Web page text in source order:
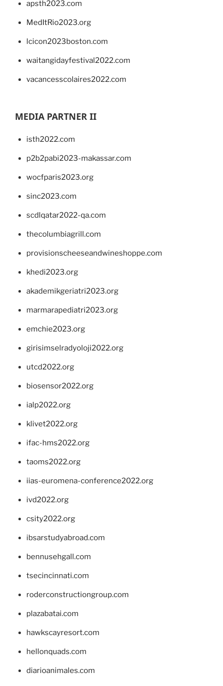
apsth2023.com
MedItRio2023.org
lcicon2023boston.com
waitangidayfestival2022.com
vacancesscolaires2022.com
MEDIA PARTNER II
isth2022.com
p2b2pabi2023-makassar.com
wocfparis2023.org
sinc2023.com
scdlqatar2022-qa.com
thecolumbiagrill.com
provisionscheeseandwineshoppe.com
khedi2023.org
akademikgeriatri2023.org
marmarapediatri2023.org
emchie2023.org
girisimselradyoloji2022.org
utcd2022.org
biosensor2022.org
ialp2022.org
klivet2022.org
ifac-hms2022.org
taoms2022.org
iias-euromena-conference2022.org
ivd2022.org
csity2022.org
ibsarstudyabroad.com
bennusehgall.com
tsecincinnati.com
roderconstructiongroup.com
plazabatai.com
hawkscayresort.com
hellonquads.com
diarioanimales.com